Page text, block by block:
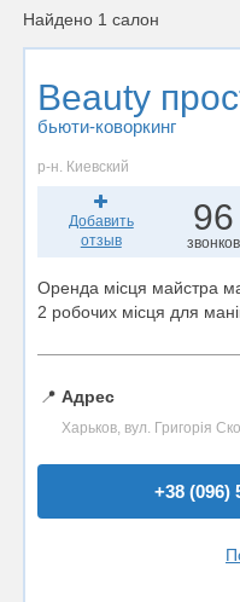
Найдено 1 салон
Beauty
бьюти-коворкинг
р-н. Киевский
Добавить
отзыв
96
звонков
Оренда місця майстра
2 робочих місця для
📍 Адрес
Харьков, вул. Григорія
+38 (096)